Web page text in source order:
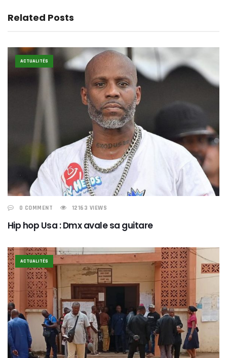
Related Posts
ACTUALITÉS
0 COMMENT 12163 VIEWS
Hip hop Usa : Dmx avale sa guitare
ACTUALITÉS